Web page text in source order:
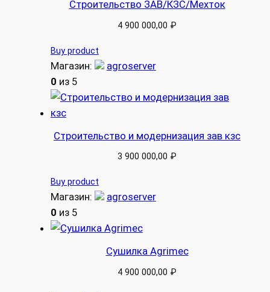
Строительство ЗАВ/КЗС/Мехток
4 900 000,00 ₽
Buy product
Магазин:
agroserver
0 из 5
Строительство и модернизация зав кзс
3 900 000,00 ₽
Buy product
Магазин:
agroserver
0 из 5
Сушилка Agrimec
4 900 000,00 ₽